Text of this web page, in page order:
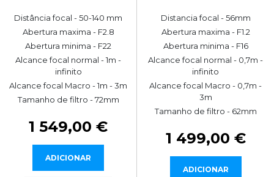
Distância focal - 50-140 mm
Abertura maxima - F2.8
Abertura minima - F22
Alcance focal normal - 1m -
infinito
Alcance focal Macro - 1m - 3m
Tamanho de filtro - 72mm
1 549,00 €
ADICIONAR
Distancia focal - 56mm
Abertura maxima - F1.2
Abertura minima - F16
Alcance focal normal - 0,7m -
infinito
Alcance focal Macro - 0,7m -
3m
Tamanho de filtro - 62mm
1 499,00 €
ADICIONAR